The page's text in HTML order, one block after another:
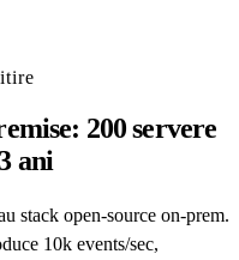
200 servere
ani
stack open-source on-prem.
10k events/sec,